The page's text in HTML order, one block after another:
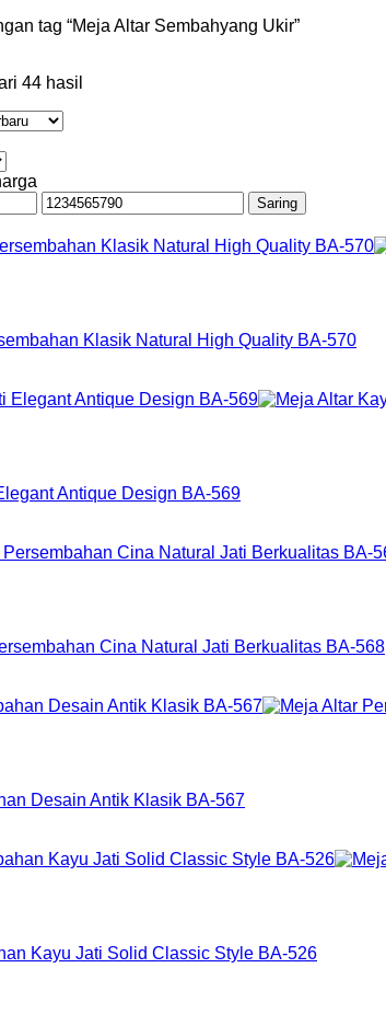
tag “Meja Altar Sembahyang Ukir”
44 hasil
Harga
tertinggi
Saring
Klasik Natural High Quality BA-570
Antique Design BA-569
Cina Natural Jati Berkualitas BA-568
Desain Antik Klasik BA-567
Kayu Jati Solid Classic Style BA-526